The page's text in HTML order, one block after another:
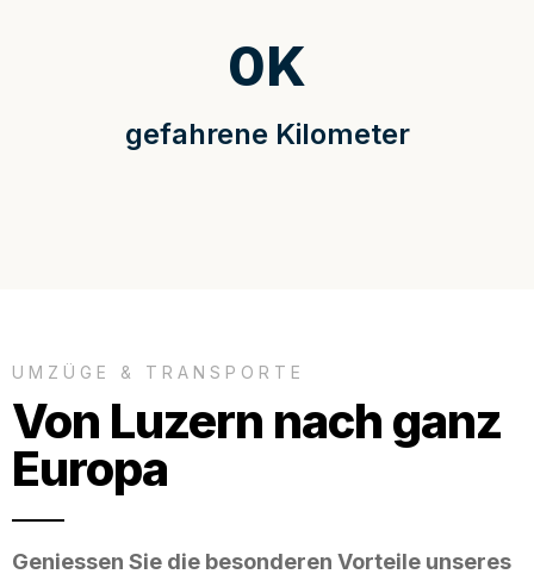
gefahrene Kilometer
0K
UMZÜGE & TRANSPORTE
Von Luzern nach ganz
Europa
Geniessen Sie die besonderen Vorteile unseres